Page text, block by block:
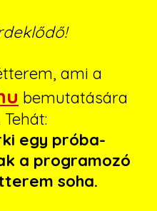
ami a
bemutatására
egy próba-
a programozó
soha.